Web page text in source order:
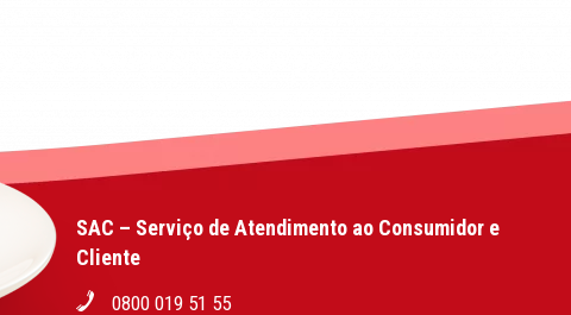
SAC – Serviço de Atendimento ao Consumidor e
Cliente
0800 019 51 55